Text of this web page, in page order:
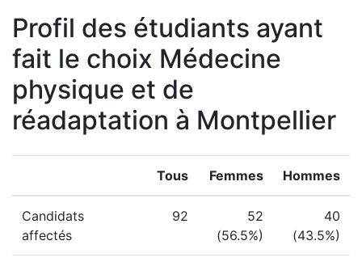
Profil des étudiants ayant
fait le choix Médecine
physique et de
réadaptation à Montpellier
Tous Femmes Hommes
Candidats
affectés
92
52
(56.5%)
40
(43.5%)